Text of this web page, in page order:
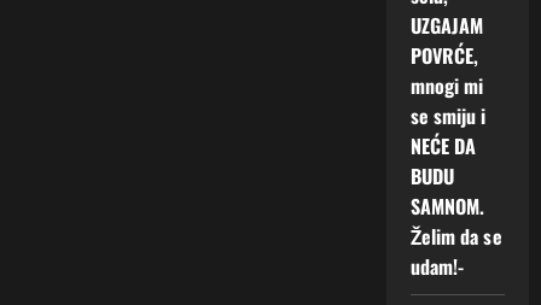
UZGAJAM
POVRĆE,
mnogi mi
se smiju i
NEĆE DA
BUDU
SAMNOM.
Želim da se
udam!-